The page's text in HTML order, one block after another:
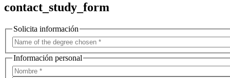
contact_study_form
Solicita información
Información personal